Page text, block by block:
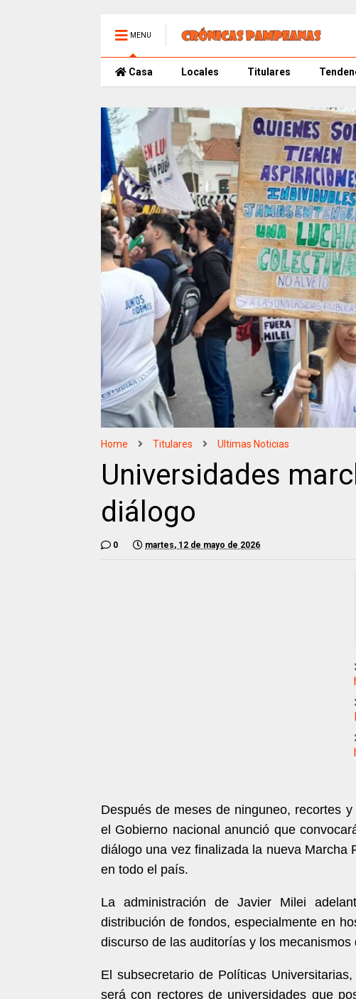
MENU
Casa Locales Titulares
Home Titulares Ultimas Noticias
Universidades
diálogo
0 martes, 12 de mayo de 2026
Después de meses de ninguneo, recortes
el Gobierno nacional anunció que
diálogo una vez finalizada la nueva Marcha
en todo el país.
La administración de Javier Milei
distribución de fondos, especialmente en
discurso de las auditorías y los
El subsecretario de Políticas
será con rectores de universidades que